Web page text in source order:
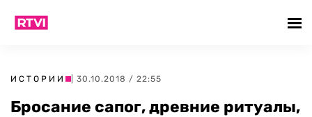
ИСТОРИИ | 30.10.2018 / 22:55
Бросание сапог, древние ритуалы,